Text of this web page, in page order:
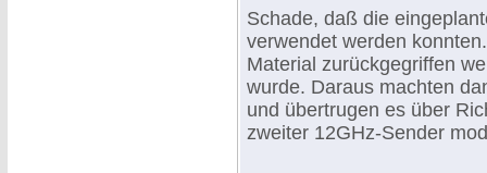
Schade, daß die
verwendet werden
Material zurückgegriffen
wurde. Daraus machten
und übertrugen es über
zweiter 12GHz-Sender